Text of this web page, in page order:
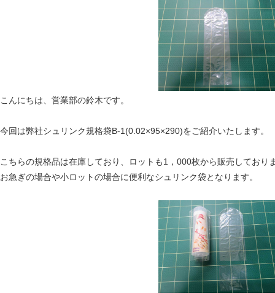
こんにちは、営業部の鈴木です。
今回は弊社シュリンク規格袋B-1(0.02×95×290)をご紹介いたします。
こちらの規格品は在庫しており、ロットも1，000枚から販売しており
お急ぎの場合や小ロットの場合に便利なシュリンク袋となります。